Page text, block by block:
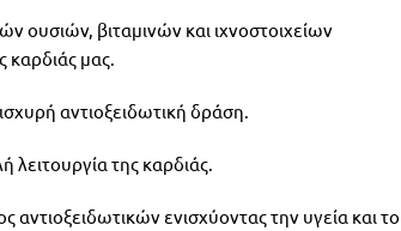
ουσιών, βιταμινών και ιχνοστοιχείων
μας.
αντιοξειδωτική δράση.
λειτουργία της καρδιάς.
ενισχύοντας την υγεία και το